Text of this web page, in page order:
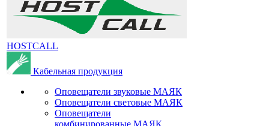
HOSTCALL
Кабельная продукция
Оповещатели звуковые МАЯК
Оповещатели световые МАЯК
Оповещатели
комбинированные МАЯК